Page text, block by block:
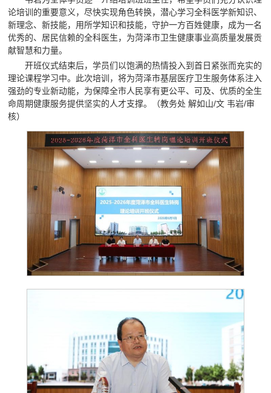
论培训的重要意义，尽快实现角色转换，潜心学习全科医学新知识、
新理念、新技能，用所学知识和技能，守护一方百姓健康，成为一名
优秀的、居民信赖的全科医生，为菏泽市卫生健康事业高质量发展贡
献智慧和力量。
开班仪式结束后，学员们以饱满的热情投入到首日紧张而充实的
理论课程学习中。此次培训，将为菏泽市基层医疗卫生服务体系注入
强劲的专业新动能，为保障全市人民享有更公平、可及、优质的全生
命周期健康服务提供坚实的人才支撑。（教务处 解如山/文 韦岩/审
核）